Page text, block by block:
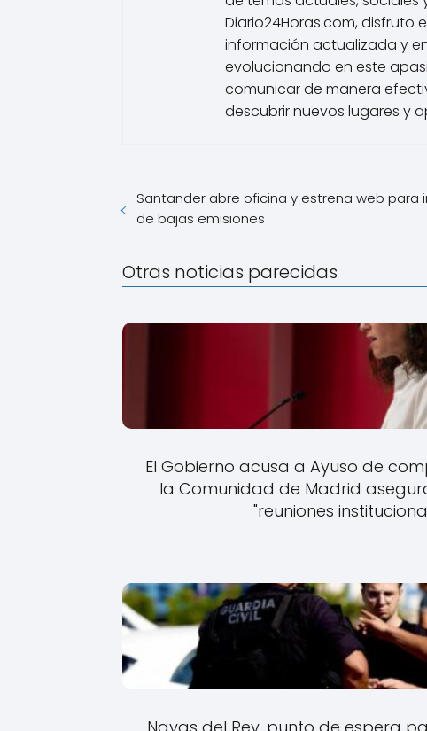
Diario24Horas.com,
información actualizada y
evolucionando en este
comunicar de manera
descubrir nuevos lugares y
Santander abre oficina y estrena web para
de bajas emisiones
Otras noticias parecidas
El Gobierno acusa a Ayuso de
la Comunidad de Madrid
"reuniones